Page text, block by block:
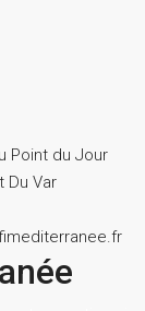
Point du Jour
Du Var